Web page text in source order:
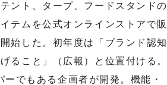
ント、タープ、フードスタンドの
イテムを公式オンラインストアで販
始した。初年度は「ブランド認知
ること」（広報）と位置付ける。
でもある企画者が開発。機能・